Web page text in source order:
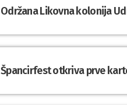
Održana Likovna kolonija
Špancirfest otkriva prve